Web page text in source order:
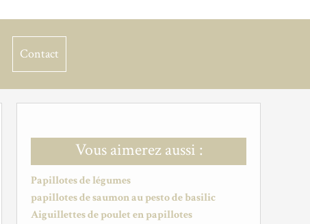
Contact
Vous aimerez aussi :
Papillotes de légumes
papillotes de saumon au pesto de basilic
Aiguillettes de poulet en papillotes